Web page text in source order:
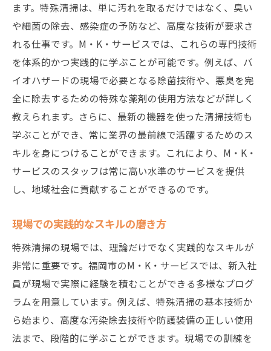
ます。特殊清掃は、単に汚れを取るだけではなく、臭い
や細菌の除去、感染症の予防など、高度な技術が要求さ
れる仕事です。M・K・サービスでは、これらの専門技術
を体系的かつ実践的に学ぶことが可能です。例えば、バ
イオハザードの現場で必要となる除菌技術や、悪臭を完
全に除去するための特殊な薬剤の使用方法などが詳しく
教えられます。さらに、最新の機器を使った清掃技術も
学ぶことができ、常に業界の最前線で活躍するためのス
キルを身につけることができます。これにより、M・K・
サービスのスタッフは常に高い水準のサービスを提供
し、地域社会に貢献することができるのです。
現場での実践的なスキルの磨き方
特殊清掃の現場では、理論だけでなく実践的なスキルが
非常に重要です。福岡市のM・K・サービスでは、新入社
員が現場で実際に経験を積むことができる多様なプログ
ラムを用意しています。例えば、特殊清掃の基本技術か
ら始まり、高度な汚染除去技術や防護装備の正しい使用
法まで、段階的に学ぶことができます。現場での訓練を